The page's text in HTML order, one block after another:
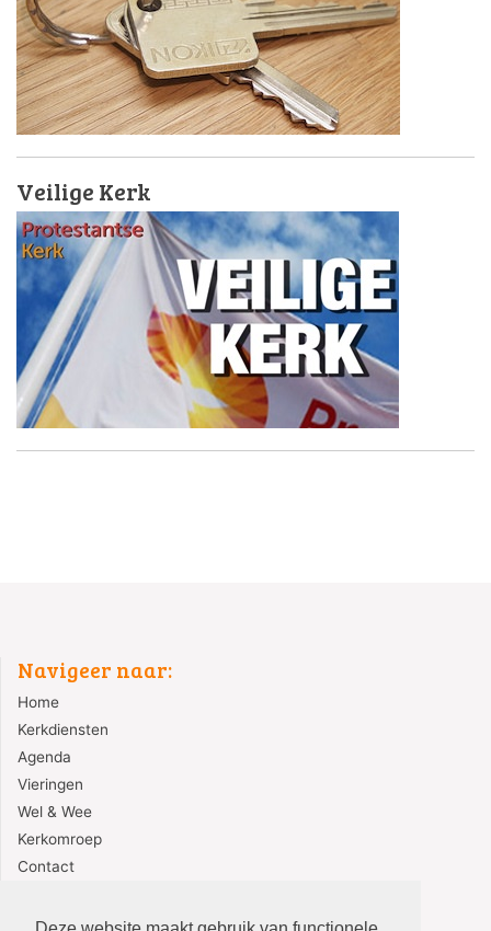
Veilige Kerk
Navigeer naar:
Home
Kerkdiensten
Agenda
Vieringen
Wel & Wee
Kerkomroep
Contact